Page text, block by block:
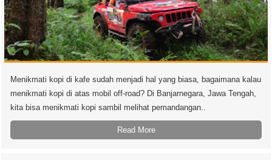
Menikmati kopi di kafe sudah menjadi hal yang biasa, bagaimana kalau
menikmati kopi di atas mobil off-road? Di Banjarnegara, Jawa Tengah,
kita bisa menikmati kopi sambil melihat pemandangan..
Read More